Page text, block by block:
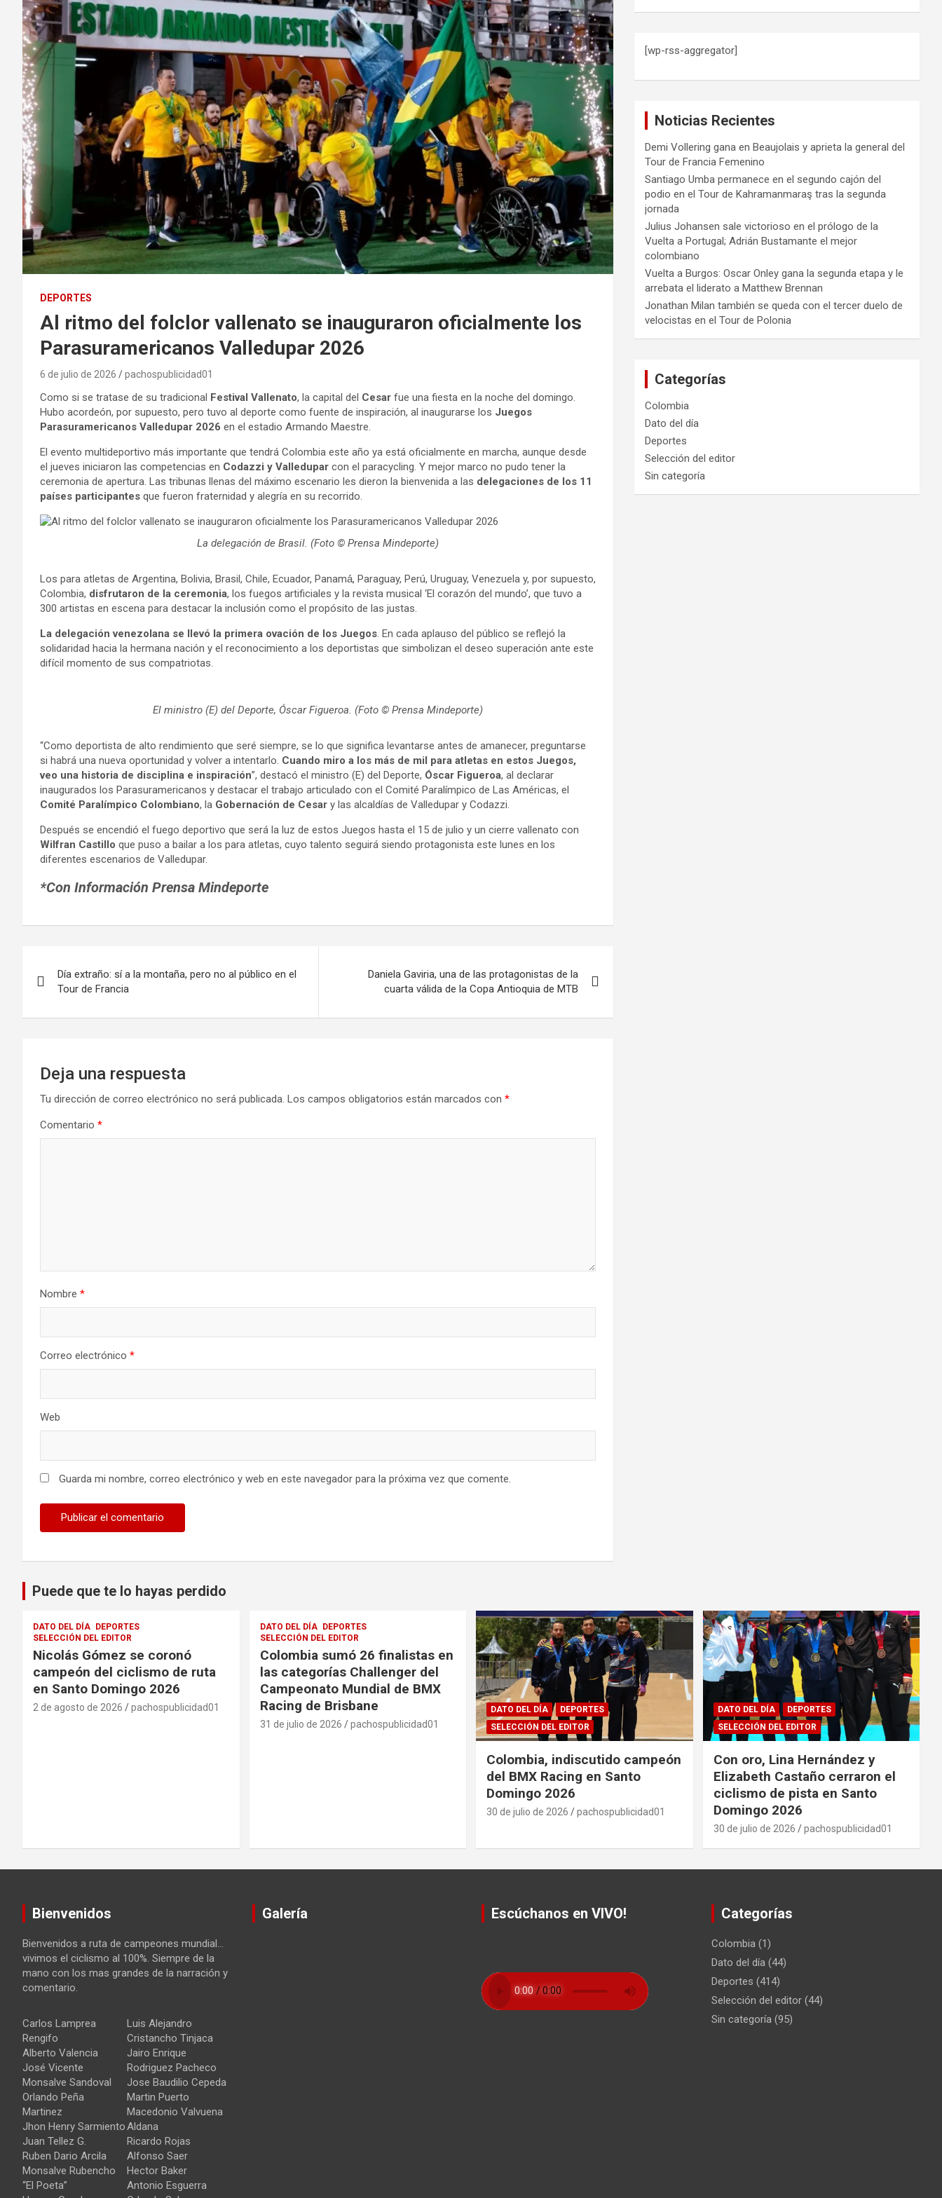
DEPORTES
Al ritmo del folclor vallenato se inauguraron oficialmente los
Parasuramericanos Valledupar 2026
6 de julio de 2026 pachospublicidad01
Como si se tratase de su tradicional Festival Vallenato, la capital del Cesar fue una fiesta en la noche del domingo.
Hubo acordeón, por supuesto, pero tuvo al deporte como fuente de inspiración, al inaugurarse los Juegos
Parasuramericanos Valledupar 2026 en el estadio Armando Maestre.
El evento multideportivo más importante que tendrá Colombia este año ya está oficialmente en marcha, aunque desde
el jueves iniciaron las competencias en Codazzi y Valledupar con el paracycling. Y mejor marco no pudo tener la
ceremonia de apertura. Las tribunas llenas del máximo escenario les dieron la bienvenida a las delegaciones de los 11
países participantes que fueron fraternidad y alegría en su recorrido.
La delegación de Brasil. (Foto © Prensa Mindeporte)
Los para atletas de Argentina, Bolivia, Brasil, Chile, Ecuador, Panamá́, Paraguay, Perú, Uruguay, Venezuela y, por supuesto,
Colombia, disfrutaron de la ceremonia, los fuegos artificiales y la revista musical ‘El corazón del mundo’, que tuvo a
300 artistas en escena para destacar la inclusión como el propósito de las justas.
La delegación venezolana se llevó la primera ovación de los Juegos. En cada aplauso del público se reflejó la
solidaridad hacia la hermana nación y el reconocimiento a los deportistas que simbolizan el deseo superación ante este
difícil momento de sus compatriotas.
El ministro (E) del Deporte, Óscar Figueroa. (Foto © Prensa Mindeporte)
“Como deportista de alto rendimiento que seré siempre, se lo que significa levantarse antes de amanecer, preguntarse
si habrá una nueva oportunidad y volver a intentarlo. Cuando miro a los más de mil para atletas en estos Juegos,
veo una historia de disciplina e inspiración”, destacó el ministro (E) del Deporte, Óscar Figueroa, al declarar
inaugurados los Parasuramericanos y destacar el trabajo articulado con el Comité Paralímpico de Las Américas, el
Comité Paralímpico Colombiano, la Gobernación de Cesar y las alcaldías de Valledupar y Codazzi.
Después se encendió el fuego deportivo que será la luz de estos Juegos hasta el 15 de julio y un cierre vallenato con
Wilfran Castillo que puso a bailar a los para atletas, cuyo talento seguirá siendo protagonista este lunes en los
diferentes escenarios de Valledupar.
*Con Información Prensa Mindeporte
de
entradas
Día extraño: sí a la montaña, pero no al público en el
Tour de Francia
Daniela Gaviria, una de las protagonistas de la
cuarta válida de la Copa Antioquia de MTB
Deja una respuesta
Tu dirección de correo electrónico no será publicada. Los campos obligatorios están marcados con *
Comentario *
Nombre *
Correo electrónico *
Web
Guarda mi nombre, correo electrónico y web en este navegador para la próxima vez que comente.
[wp-rss-aggregator]
Noticias Recientes
Demi Vollering gana en Beaujolais y aprieta la general del
Tour de Francia Femenino
Santiago Umba permanece en el segundo cajón del
podio en el Tour de Kahramanmaraş tras la segunda
jornada
Julius Johansen sale victorioso en el prólogo de la
Vuelta a Portugal; Adrián Bustamante el mejor
colombiano
Vuelta a Burgos: Oscar Onley gana la segunda etapa y le
arrebata el liderato a Matthew Brennan
Jonathan Milan también se queda con el tercer duelo de
velocistas en el Tour de Polonia
Categorías
Colombia
Dato del día
Deportes
Selección del editor
Sin categoría
Puede que te lo hayas perdido
DATO DEL DÍA
DEPORTES
SELECCIÓN DEL EDITOR
Nicolás Gómez se coronó
campeón del ciclismo de ruta
en Santo Domingo 2026
2 de agosto de 2026 pachospublicidad01
DATO DEL DÍA
DEPORTES
SELECCIÓN DEL EDITOR
Colombia sumó 26 finalistas en
las categorías Challenger del
Campeonato Mundial de BMX
Racing de Brisbane
31 de julio de 2026 pachospublicidad01
DATO DEL DÍA
DEPORTES
SELECCIÓN DEL EDITOR
Colombia, indiscutido campeón
del BMX Racing en Santo
Domingo 2026
30 de julio de 2026 pachospublicidad01
DATO DEL DÍA
DEPORTES
SELECCIÓN DEL EDITOR
Con oro, Lina Hernández y
Elizabeth Castaño cerraron el
ciclismo de pista en Santo
Domingo 2026
30 de julio de 2026 pachospublicidad01
Bienvenidos
Bienvenidos a ruta de campeones mundial…
vivimos el ciclismo al 100%. Siempre de la
mano con los mas grandes de la narración y
comentario.
Carlos Lamprea
Rengifo
Alberto Valencia
José Vicente
Monsalve Sandoval
Orlando Peña
Martinez
Jhon Henry Sarmiento
Juan Tellez G.
Ruben Dario Arcila
Monsalve Rubencho
“El Poeta”
Luis Alejandro
Cristancho Tinjaca
Jairo Enrique
Rodriguez Pacheco
Jose Baudilio Cepeda
Martin Puerto
Macedonio Valvuena
Aldana
Ricardo Rojas
Alfonso Saer
Hector Baker
Antonio Esguerra
Galería Escúchanos en VIVO! Categorías
Colombia (1)
Dato del día (44)
Deportes (414)
Selección del editor(44)
Sin categoría (95)